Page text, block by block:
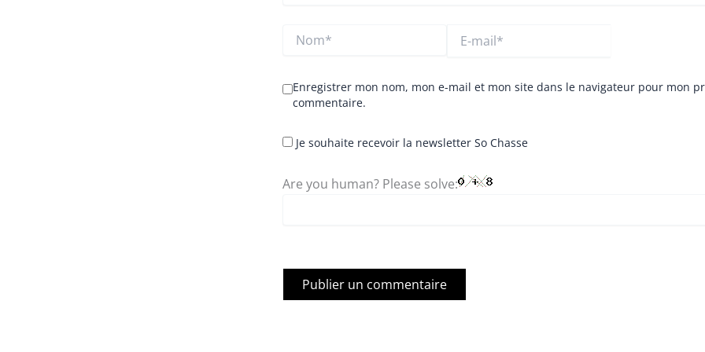
mail*
Enregistrer mon nom, mon e-mail et mon site dans le navigateur pour mon
commentaire.
Je souhaite recevoir la newsletter So Chasse
Are you human? Please solve: